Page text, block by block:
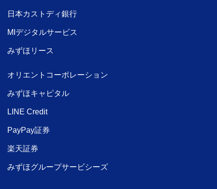
日本カストディ銀行
MIデジタルサービス
みずほリース
オリエントコーポレーション
みずほキャピタル
LINE Credit
PayPay証券
楽天証券
みずほグループサービシーズ